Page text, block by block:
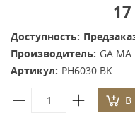
Доступность:
Производитель: GA.MA
Артикул: PH6030.BK
В